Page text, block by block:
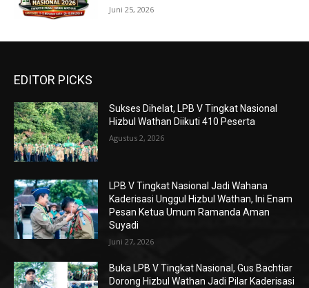
Juni 25, 2026
EDITOR PICKS
Sukses Dihelat, LPB V Tingkat Nasional
Hizbul Wathan Diikuti 410 Peserta
Agustus 2, 2026
LPB V Tingkat Nasional Jadi Wahana
Kaderisasi Unggul Hizbul Wathan, Ini Enam
Pesan Ketua Umum Ramanda Aman
Suyadi
Juni 27, 2026
Buka LPB V Tingkat Nasional, Gus Bachtiar
Dorong Hizbul Wathan Jadi Pilar Kaderisasi